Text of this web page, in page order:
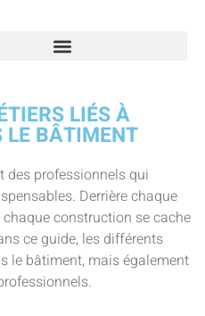
LIÉS À
LE BÂTIMENT
des professionnels qui
Derrière chaque
construction se cache
ce guide, les différents
le bâtiment, mais également